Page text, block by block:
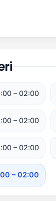
– 02:00
– 02:00
– 02:00
– 02:00